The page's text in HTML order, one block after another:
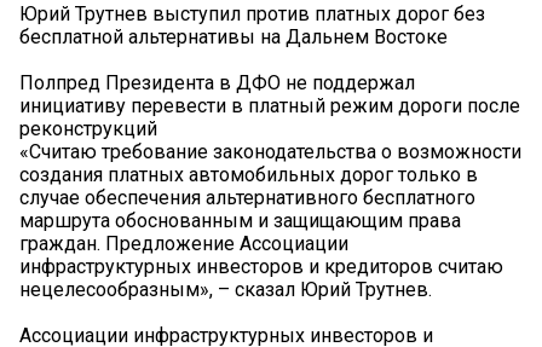
Юрий Трутнев выступил против платных дорог без
бесплатной альтернативы на Дальнем Востоке
Полпред Президента в ДФО не поддержал
инициативу перевести в платный режим дороги после
реконструкций
«Считаю требование законодательства о возможности
создания платных автомобильных дорог только в
случае обеспечения альтернативного бесплатного
маршрута обоснованным и защищающим права
граждан. Предложение Ассоциации
инфраструктурных инвесторов и кредиторов считаю
нецелесообразным», – сказал Юрий Трутнев.
Ассоциации инфраструктурных инвесторов и